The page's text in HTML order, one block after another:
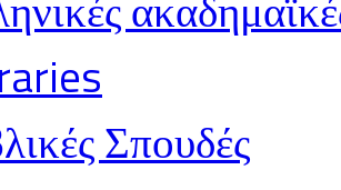
Σπουδές